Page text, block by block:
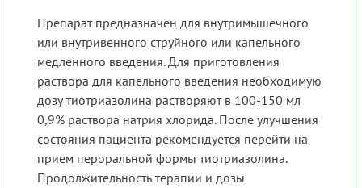
Препарат предназначен для внутримышечного
или внутривенного струйного или капельного
медленного введения. Для приготовления
раствора для капельного введения необходимую
дозу тиотриазолина растворяют в 100-150 мл
0,9% раствора натрия хлорида. После улучшения
состояния пациента рекомендуется перейти на
прием пероральной формы тиотриазолина.
Продолжительность терапии и дозы